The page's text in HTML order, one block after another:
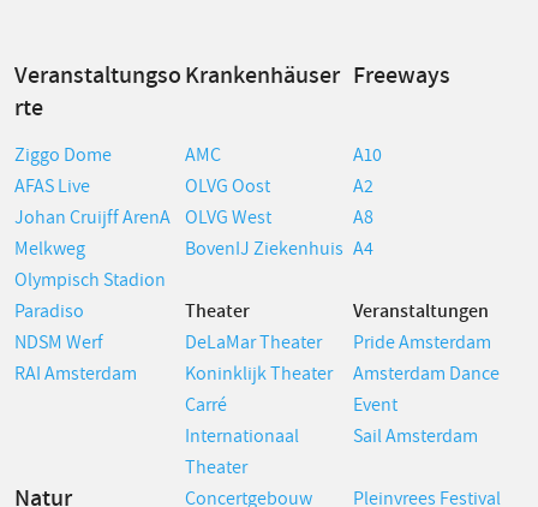
Veranstaltungso
rte
Krankenhäuser Freeways
Ziggo Dome AMC
A10
AFAS Live
OLVG Oost
A2
Johan Cruijff ArenA OLVG West
A8
Melkweg
BovenIJ Ziekenhuis A4
Olympisch Stadion
Paradiso
Theater
Veranstaltungen
NDSM Werf
DeLaMar Theater
Pride Amsterdam
RAI Amsterdam
Koninklijk Theater
Carré
Amsterdam Dance
Event
Internationaal
Theater
Sail Amsterdam
Natur Concertgebouw Pleinvrees Festival